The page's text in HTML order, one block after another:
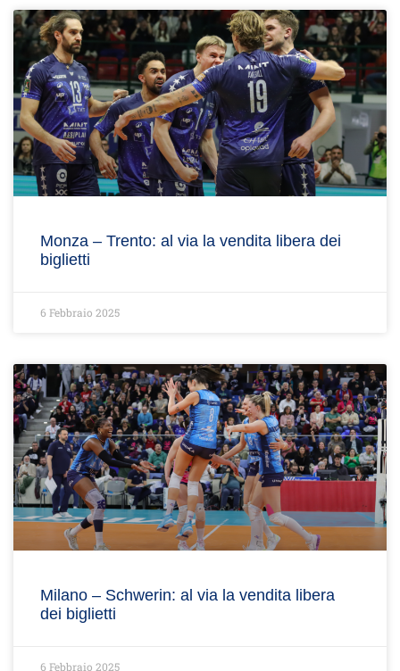
Monza – Trento: al via la vendita libera dei
biglietti
6 Febbraio 2025
Milano – Schwerin: al via la vendita libera
dei biglietti
6 Febbraio 2025